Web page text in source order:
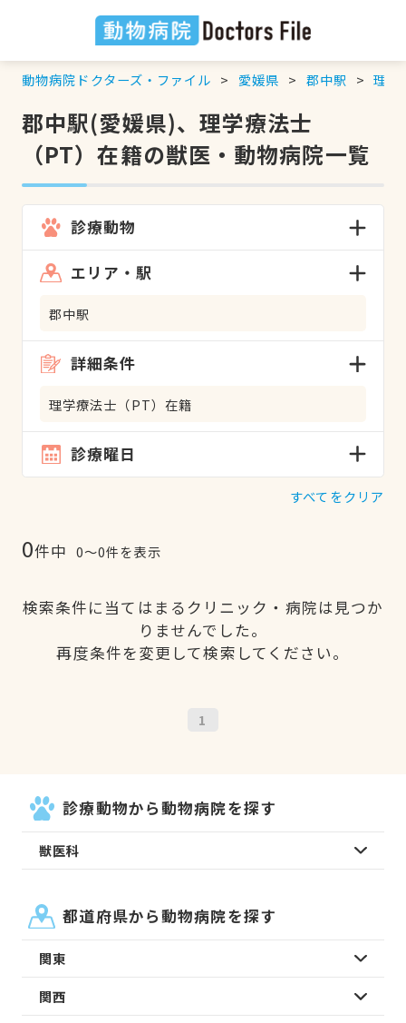
動物病院ドクターズ・ファイル 愛媛県 郡中駅 理学
郡中駅(愛媛県)、理学療法士
（PT）在籍の獣医・動物病院一覧
診療動物
エリア・駅
郡中駅
詳細条件
理学療法士（PT）在籍
診療曜日
すべてをクリア
0件中 0〜0件を表示
検索条件に当てはまるクリニック・病院は見つか
りませんでした。
再度条件を変更して検索してください。
1
診療動物から動物病院を探す
獣医科
都道府県から動物病院を探す
関東
関西